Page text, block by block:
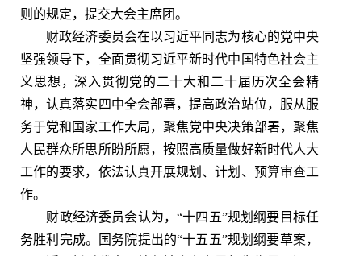
则的规定，提交大会主席团。
财政经济委员会在以习近平同志为核心的党中央
坚强领导下，全面贯彻习近平新时代中国特色社会主
义思想，深入贯彻党的二十大和二十届历次全会精
神，认真落实四中全会部署，提高政治站位，服从服
务于党和国家工作大局，聚焦党中央决策部署，聚焦
人民群众所思所盼所愿，按照高质量做好新时代人大
工作的要求，依法认真开展规划、计划、预算审查工
作。
财政经济委员会认为，“十四五”规划纲要目标任
务胜利完成。国务院提出的“十五五”规划纲要草案，